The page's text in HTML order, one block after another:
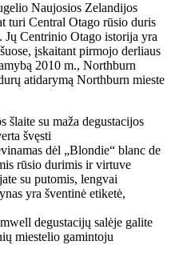
Naujosios Zelandijos
turi Central Otago rūsio duris
Centrinio Otago istorija yra
įskaitant pirmojo derliaus
2010 m., Northburn
atidarymą Northburn mieste
šlaite su maža degustacijos
švęsti
dėl „Blondie“ blanc de
rūsio durimis ir virtuve
su putomis, lengvai
yra šventinė etiketė,
degustacijų salėje galite
miestelio gamintoju